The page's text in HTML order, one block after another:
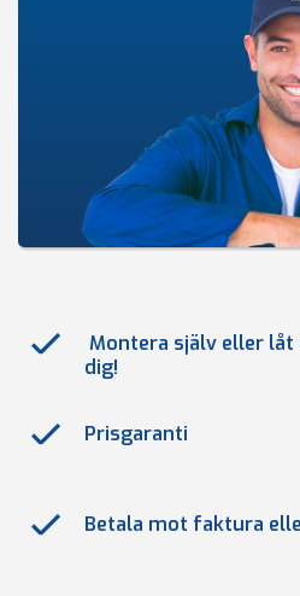
Montera själv eller
dig!
Prisgaranti
Betala mot faktura